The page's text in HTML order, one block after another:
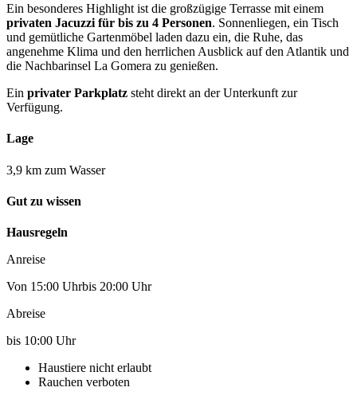
Ein besonderes Highlight ist die großzügige Terrasse mit einem
privaten Jacuzzi für bis zu 4 Personen. Sonnenliegen, ein Tisch
und gemütliche Gartenmöbel laden dazu ein, die Ruhe, das
angenehme Klima und den herrlichen Ausblick auf den Atlantik und
die Nachbarinsel La Gomera zu genießen.
Ein privater Parkplatz steht direkt an der Unterkunft zur
Verfügung.
Lage
3,9 km zum Wasser
Gut zu wissen
Hausregeln
Anreise
Von 15:00 Uhrbis 20:00 Uhr
Abreise
bis 10:00 Uhr
Haustiere nicht erlaubt
Rauchen verboten